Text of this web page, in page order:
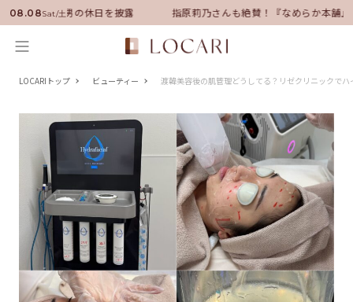
08.08Sat/土
任！いい男の休日を披露 指原莉乃さんも絶賛！『なめらか本舗』
LOCARIトップ ビューティー 渡韓美容後の肌管理どうしてる？リゼクリニックで